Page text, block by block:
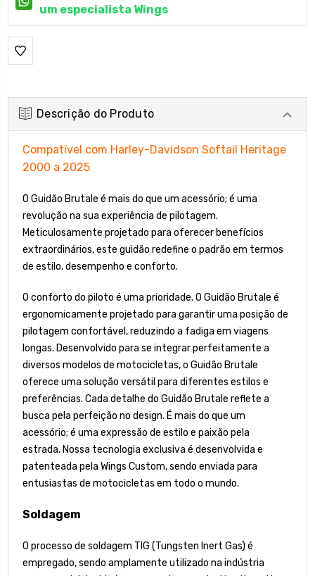
um especialista Wings
Descrição do Produto
Compatível com Harley-Davidson Softail Heritage
2000 a 2025
O Guidão Brutale é mais do que um acessório; é uma
revolução na sua experiência de pilotagem.
Meticulosamente projetado para oferecer benefícios
extraordinários, este guidão redefine o padrão em termos
de estilo, desempenho e conforto.
O conforto do piloto é uma prioridade. O Guidão Brutale é
ergonomicamente projetado para garantir uma posição de
pilotagem confortável, reduzindo a fadiga em viagens
longas. Desenvolvido para se integrar perfeitamente a
diversos modelos de motocicletas, o Guidão Brutale
oferece uma solução versátil para diferentes estilos e
preferências. Cada detalhe do Guidão Brutale reflete a
busca pela perfeição no design. É mais do que um
acessório; é uma expressão de estilo e paixão pela
estrada. Nossa tecnologia exclusiva é desenvolvida e
patenteada pela Wings Custom, sendo enviada para
entusiastas de motocicletas em todo o mundo.
Soldagem
O processo de soldagem TIG (Tungsten Inert Gas) é
empregado, sendo amplamente utilizado na indústria